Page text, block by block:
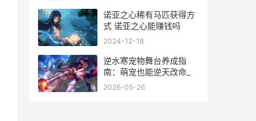
诺亚之心稀有马匹获得方
式 诺亚之心能赚钱吗
2024-12-18
逆水寒宠物舞台养成指
南：萌宠也能逆天改命_
2026-05-26